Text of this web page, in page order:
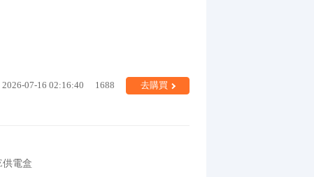
2026-07-16 02:16:40 1688 去購買
供電盒